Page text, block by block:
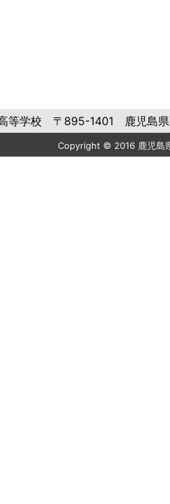
高等学校 〒895-1401 鹿児
Copyright © 2016 鹿児島